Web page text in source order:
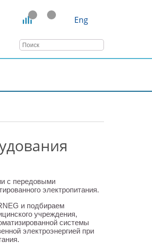
Eng
с передовыми
электропитания.
и подбираем
учреждения,
системы
электроэнергией при